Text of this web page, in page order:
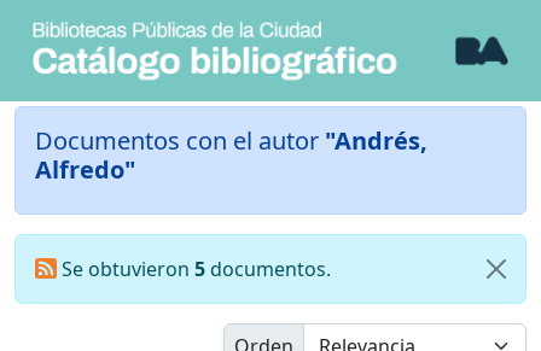
Documentos con el autor "Andrés,
Alfredo"
Se obtuvieron 5documentos.